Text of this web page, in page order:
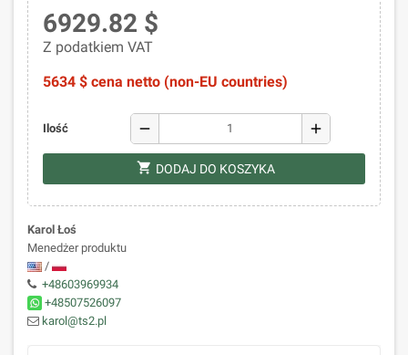
6929.82 $
Z podatkiem VAT
5634 $ cena netto (non-EU countries)
Ilość remove add
shopping_cart DODAJ DO KOSZYKA
Karol Łoś
Menedżer produktu
/
+48603969934
+48507526097
karol@ts2.pl